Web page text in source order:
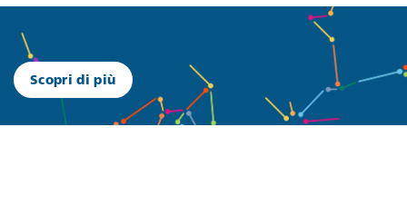
Scopri di più